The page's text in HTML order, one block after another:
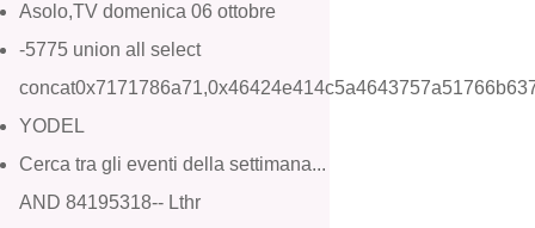
Asolo,TV domenica 06 ottobre
-5775 union all select
YODEL
Cerca tra gli eventi della settimana...
AND 84195318-- Lthr